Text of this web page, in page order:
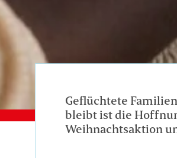
Geflüchtete
bleibt ist die
Weihnachtsaktion